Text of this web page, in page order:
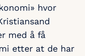
hvor
med å få
etter at de har